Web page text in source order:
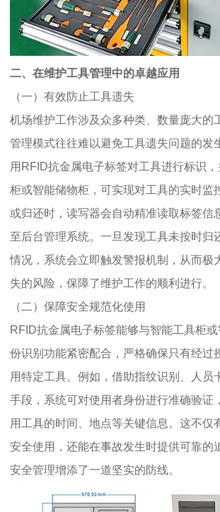
二、在维护工具管理中的卓越应用
（一）有效防止工具遗失
机场维护工作涉及众多种类、数量庞大的
管理模式往往难以避免工具遗失问题的发
用RFID抗金属电子标签对工具进行标识
柜或智能储物柜，可实现对工具的实时监
或归还时，读写器会自动精准读取标签信
至后台管理系统。一旦发现工具未按时归
情况，系统会立即触发警报机制，从而极
失的风险，保障了维护工作的顺利进行。
（二）保障安全规范化使用
RFID抗金属电子标签能够与智能工具柜
份识别功能紧密配合，严格确保只有经过
用特定工具。例如，借助指纹识别、人员
手段，系统可对使用者身份进行准确验证
用工具的时间、地点等关键信息。这不仅
安全使用，还能在事故发生时提供可靠的
安全管理增添了一道坚实的防线。